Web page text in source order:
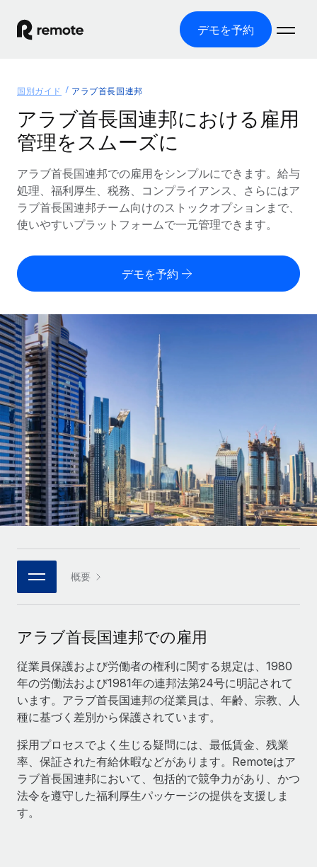
デモを予約
グローバル雇用
グローバル給与処理
コンプライアンス対応の給与処理を手軽に
Employer of Record（EOR）
グローバル展開をコストをかけずに実現
Contractor of Record
世界中の契約社員と法令を遵守して契約
世界中の契約社員をオンボーディングし、管理
PEO
複雑な雇用関連業務を外部委託
インフラ
Remote統合
人事機能をワークフローにシームレスに統合する
プラットフォーム
チームのための人事の基本機能を内蔵
接続 新しい
当社のMCPを使用して、あらゆるAIツールをRemoteに接続
統合
基本的なビジネスツールを活用して業務プロセスを効率化す
専門家に相談
グローバル人事・コンプライアンスの専門サポート
候補者の選考プロセスをシンプルに
Compliance Watchtower
コンプライアンスリスクを先回りして対応
ソリューション
各国の制度に対応
国別ガイド
/国別のグローバル雇用支援を検索する
Remoteを他社と比較
成長の段階
スタートアップ
成長中の企業向けのアジャイルなグローバルHR・給与処理ソ
リューション
ミッドマーケット
カスタマイズされた人事ソリューションでチームを拡大する
企業
大企業向けのグローバルHR
パートナーに登録
戦略的テクノロジーパートナー
グローバルな人事機能を柔軟に自社プラットフォームへ統合
当社とのパートナーシップの可能性を検討する
Remote Build 近日リリース予定
統合とAI自動化に関するコンサルティング
リソース
ツールと計算ツール
従業員コスト計算ツール
契約社員の報酬計算ツール
グローバルな契約社員向けに、通貨オプションと支払スピー
ドを確認する
REMOTEで学習
リサーチおよびガイド
活用事例
HR用語集
チェックリストおよびテンプレート
職務内容ライブラリ
ウェビナー
イベント
ニュースルーム
給与・人材情報
情報センター
サポートを依頼する
すべてのリソースを表示する
ブログ
グローバル給与処理
価格
English
Nederlands
Français
Deutsch
Español
Italiano
Português (Portugal)
日本語
한국어
ログイン
国別ガイド アラブ首長国連邦
アラブ首長国連邦における雇用
管理をスムーズに
アラブ首長国連邦での雇用をシンプルにできます。給与
処理、福利厚生、税務、コンプライアンス、さらにはア
ラブ首長国連邦チーム向けのストックオプションまで、
使いやすいプラットフォームで一元管理できます。
デモを予約
概要
アラブ首長国連邦での雇用
従業員保護および労働者の権利に関する規定は、1980
年の労働法および1981年の連邦法第24号に明記されて
います。アラブ首長国連邦の従業員は、年齢、宗教、人
種に基づく差別から保護されています。
採用プロセスでよく生じる疑問には、最低賃金、残業
率、保証された有給休暇などがあります。Remoteはア
ラブ首長国連邦において、包括的で競争力があり、かつ
法令を遵守した福利厚生パッケージの提供を支援しま
す。